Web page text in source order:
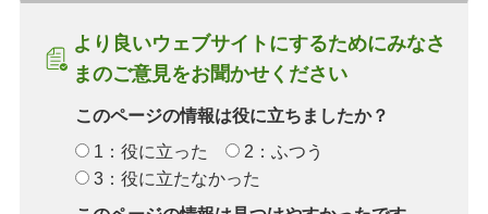
より良いウェブサイトにするためにみなさ
まのご意見をお聞かせください
このページの情報は役に立ちましたか？
1：役に立った
2：ふつう
3：役に立たなかった